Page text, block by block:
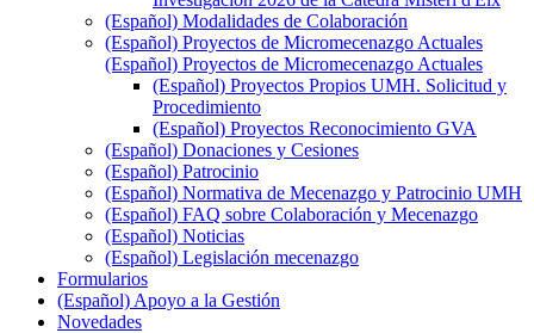
(Español) Modalidades de Colaboración
(Español) Proyectos de Micromecenazgo Actuales
(Español) Proyectos de Micromecenazgo Actuales
(Español) Proyectos Propios UMH. Solicitud y
Procedimiento
(Español) Proyectos Reconocimiento GVA
(Español) Donaciones y Cesiones
(Español) Patrocinio
(Español) Normativa de Mecenazgo y Patrocinio UMH
(Español) FAQ sobre Colaboración y Mecenazgo
(Español) Noticias
(Español) Legislación mecenazgo
Formularios
(Español) Apoyo a la Gestión
Novedades